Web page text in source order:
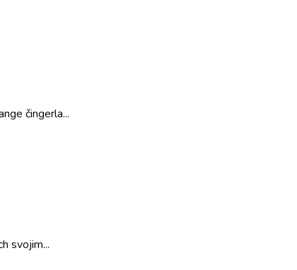
čingerla...
svojim...